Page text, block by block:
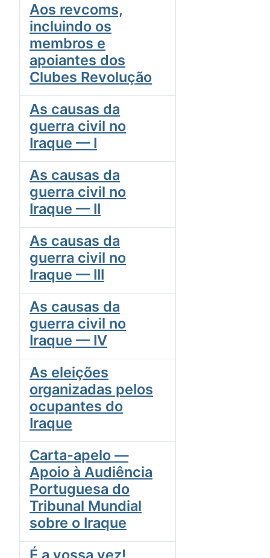
Aos revcoms,
incluindo os
membros e
apoiantes dos
Clubes Revolução
As causas da
guerra civil no
Iraque — I
As causas da
guerra civil no
Iraque — II
As causas da
guerra civil no
Iraque — III
As causas da
guerra civil no
Iraque — IV
As eleições
organizadas pelos
ocupantes do
Iraque
Carta-apelo —
Apoio à Audiência
Portuguesa do
Tribunal Mundial
sobre o Iraque